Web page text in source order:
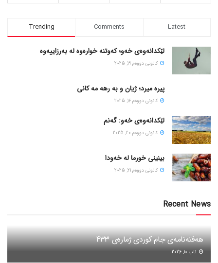
Trending Comments Latest
لێکدانەوەی خەو؛ کەوتنە خوارەوە لە بەرزاییەوە
كانونی دووه‌م 19, 2025
پیره میرد؛ ژیان و به رهه مه کانی
كانونی دووه‌م 16, 2025
لێکدانەوەی خەو: گەنم
كانونی دووه‌م 20, 2025
بینینی خورما لە خەودا
كانونی دووه‌م 21, 2025
Recent News
هەفتەنامەی جام کوردی ژمارەی 433
ئاب 10, 2026